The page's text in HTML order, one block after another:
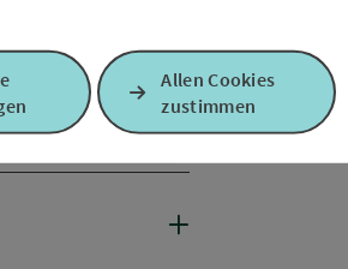
Allen Cookies
zustimmen